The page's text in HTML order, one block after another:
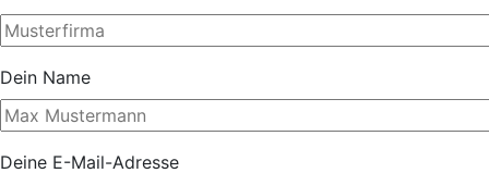
Dein Name
Deine E-Mail-Adresse